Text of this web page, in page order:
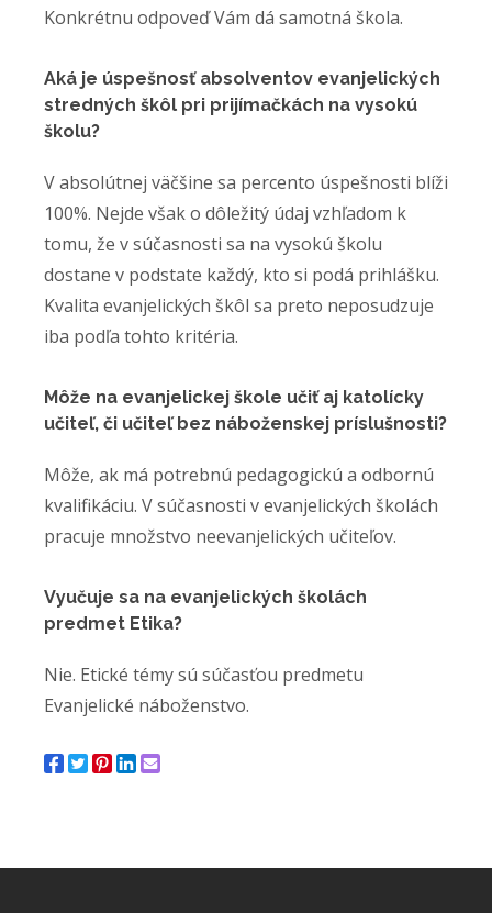
Konkrétnu odpoveď Vám dá samotná škola.
Aká je úspešnosť absolventov evanjelických
stredných škôl pri prijímačkách na vysokú
školu?
V absolútnej väčšine sa percento úspešnosti blíži
100%. Nejde však o dôležitý údaj vzhľadom k
tomu, že v súčasnosti sa na vysokú školu
dostane v podstate každý, kto si podá prihlášku.
Kvalita evanjelických škôl sa preto neposudzuje
iba podľa tohto kritéria.
Môže na evanjelickej škole učiť aj katolícky
učiteľ, či učiteľ bez náboženskej príslušnosti?
Môže, ak má potrebnú pedagogickú a odbornú
kvalifikáciu. V súčasnosti v evanjelických školách
pracuje množstvo neevanjelických učiteľov.
Vyučuje sa na evanjelických školách
predmet Etika?
Nie. Etické témy sú súčasťou predmetu
Evanjelické náboženstvo.